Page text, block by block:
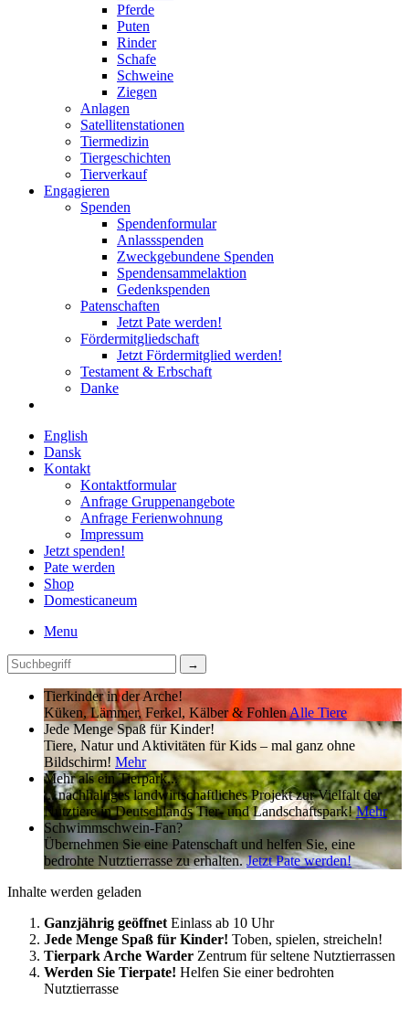
Pferde
Puten
Rinder
Schafe
Schweine
Ziegen
Anlagen
Satellitenstationen
Tiermedizin
Tiergeschichten
Tierverkauf
Engagieren
Spenden
Spendenformular
Anlassspenden
Zweckgebundene Spenden
Spendensammelaktion
Gedenkspenden
Patenschaften
Jetzt Pate werden!
Fördermitgliedschaft
Jetzt Fördermitglied werden!
Testament & Erbschaft
Danke
English
Dansk
Kontakt
Kontaktformular
Anfrage Gruppenangebote
Anfrage Ferienwohnung
Impressum
Jetzt spenden!
Pate werden
Shop
Domesticaneum
Menu
Tierkinder in der Arche!
Küken, Lämmer, Ferkel, Kälber & FohlenAlle Tiere
Jede Menge Spaß für Kinder!
Tiere, Natur und Aktivitäten für Kids – mal ganz ohne
Bildschirm! Mehr
Mehr als ein Tierpark...
... nachhaltiges landwirtschaftliches Projekt zur Vielfalt der
Nutztiere in Deutschlands Tier- und Landschaftspark!Mehr
Schwimmschwein-Fan?
Übernehmen Sie eine Patenschaft und helfen Sie, eine
bedrohte Nutztierrasse zu erhalten.Jetzt Pate werden!
Inhalte werden geladen
Ganzjährig geöffnet Einlass ab 10 Uhr
Jede Menge Spaß für Kinder! Toben, spielen, streicheln!
Tierpark Arche Warder Zentrum für seltene Nutztierrassen
Werden Sie Tierpate! Helfen Sie einer bedrohten
Nutztierrasse